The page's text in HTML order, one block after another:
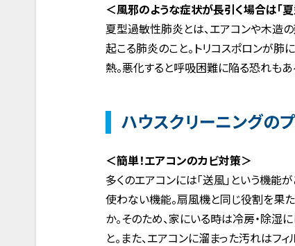
＜風邪のような症状が長引く場合は「
夏型過敏性肺炎とは、エアコンや木造
起こる肺炎のこと。トリコスポロンが肺
熱。悪化すると呼吸困難に陥る恐れもあ
ハウスクリーニングの
＜簡単！エアコンのカビ対策＞
多くのエアコンには「送風」という機能
使わない機能。扇風機と同じ役割を果
か。そのため、家にいる時は冷房・除湿
と。また、エアコンに溜まった汚れはフ